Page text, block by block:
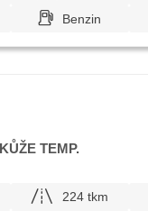
Benzin
TEMP.
224 tkm